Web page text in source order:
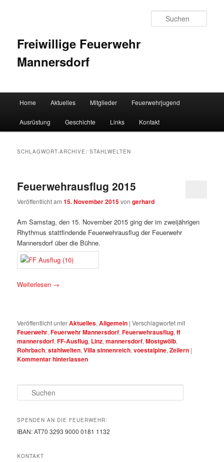
Freiwillige Feuerwehr
Mannersdorf
Zum Inhalt wechseln
Zum sekundären Inhalt wechseln
Home Aktuelles Mitglieder Feuerwehrjugend
Ausrüstung Geschichte Links Kontakt
SCHLAGWORT-ARCHIVE:STAHLWELTEN
Feuerwehrausflug 2015
Veröffentlicht am15. November 2015vongerhard
Am Samstag, den 15. November 2015 ging der im zweijährigen
Rhythmus stattfindende Feuerwehrausflug der Feuerwehr
Mannersdorf über die Bühne.
Weiterlesen →
Veröffentlicht unterAktuelles,Allgemein |Verschlagwortet mit
Feuerwehr,Feuerwehr Mannersdorf,Feuerwehrausflug,ff
mannersdorf,FF-Ausflug, Linz,mannersdorf,Mostgwölb,
Rohrbach,stahlwelten,Villa sinnenreich,voestalpine,Zeilern |
Kommentar hinterlassen
Suchen
SPENDEN AN DIE FEUERWEHR:
IBAN: AT70 3293 9000 0181 1132
KONTAKT